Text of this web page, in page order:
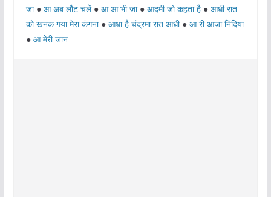
जा● आ अब लौट चलें● आ आ भी जा● आदमी जो कहता है● आधी रात
को खनक गया मेरा कंगना● आधा है चंद्रमा रात आधी● आ री आजा निंदिया
● आ मेरी जान